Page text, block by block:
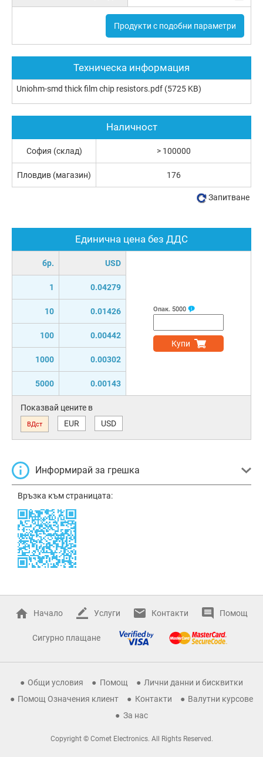
Продукти с подобни параметри
Техническа информация
Uniohm-smd thick film chip resistors.pdf (5725 KB)
Единична цена без ДДС
бр. USD
1 0.04279
10 0.01426
100 0.00442
1000 0.00302
5000 0.00143
Опак. 5000
Купи
Показвай цените в
ВДст EUR USD
Информирай за грешка
Връзка към страницата:
Наличност
София (склад) > 100000
Пловдив (магазин) 176
Запитване
Начало Услуги Контакти Помощ
Сигурно плащане
Общи условия Помощ
Лични данни и бисквитки
Помощ Означения клиент
Контакти
Валутни курсове
За нас
Copyright © Comet Electronics. All Rights Reserved.